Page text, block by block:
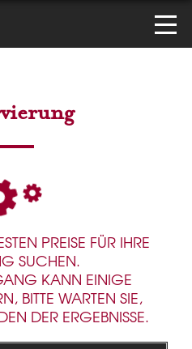
PREISE FÜR IHRE
SUCHEN.
KANN EINIGE
BITTE WARTEN SIE,
DER ERGEBNISSE.